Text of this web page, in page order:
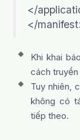
</
</
Khi khai
cách truyền
Tuy nhiên,
không có
tiếp theo.